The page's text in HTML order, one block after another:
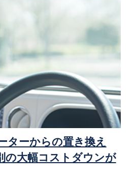
ターからの置き換え
の大幅コストダウンが